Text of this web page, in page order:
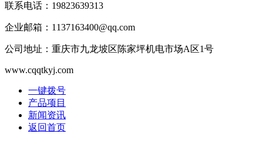
联系电话：19823639313
企业邮箱：1137163400@qq.com
公司地址：重庆市九龙坡区陈家坪机电市场A区1号
www.cqqtkyj.com
一键拨号
产品项目
新闻资讯
返回首页